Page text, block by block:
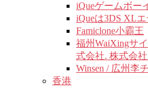
iQueゲームボー
iQueは3DS XL
Famiclone小霸王
福州WaiXingサ
式会社. 株式会
Winsen / 広州李
香港